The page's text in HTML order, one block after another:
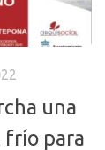
una
frío para